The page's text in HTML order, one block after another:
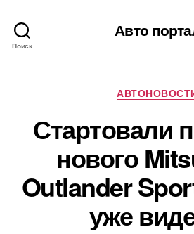
Поиск
Авто
Стартовали
нового
Outlander
уже